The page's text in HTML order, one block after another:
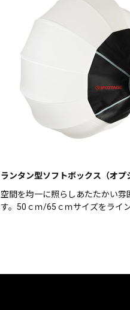
ランタン型ソフトボックス（オプ
空間を均一に照らしあたたかい雰
す。50ｃｍ/65ｃｍサイズをライ